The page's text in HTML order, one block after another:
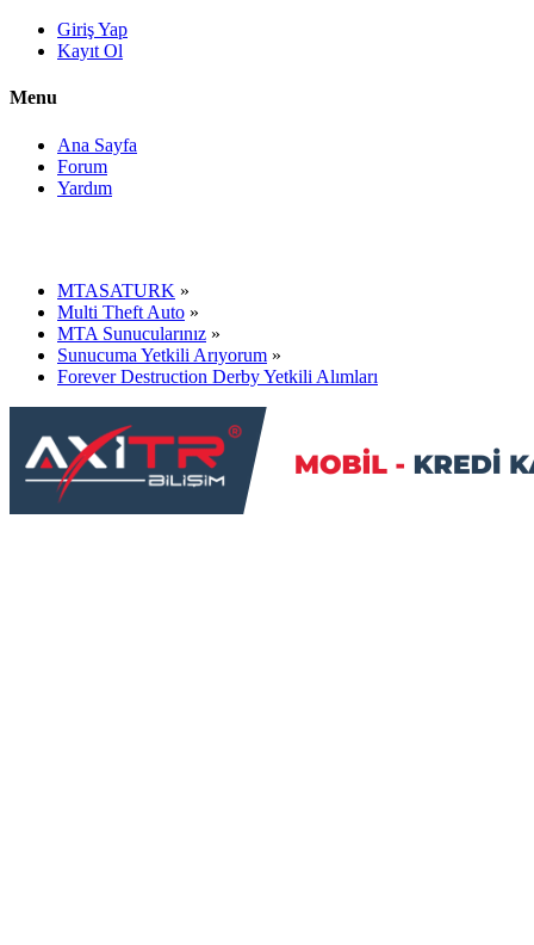
Giriş Yap
Kayıt Ol
Menu
Ana Sayfa
Forum
Yardım
MTASATURK »
Multi Theft Auto »
MTA Sunucularınız »
Sunucuma Yetkili Arıyorum »
Forever Destruction Derby Yetkili Alımları